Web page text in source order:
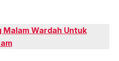
Malam Wardah Untuk